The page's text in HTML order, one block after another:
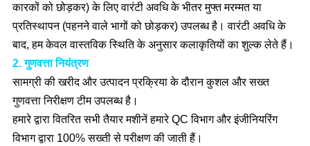
कारकों को छोड़कर) के लिए वारंटी अवधि के भीतर मुफ्त मरम्मत या
प्रतिस्थापन (पहनने वाले भागों को छोड़कर) उपलब्ध है। वारंटी अवधि के
बाद, हम केवल वास्तविक स्थिति के अनुसार कलाकृतियों का शुल्क लेते हैं।
2. गुणवत्ता नियंत्रण
सामग्री की खरीद और उत्पादन प्रक्रिया के दौरान कुशल और सख्त
गुणवत्ता निरीक्षण टीम उपलब्ध है।
हमारे द्वारा वितरित सभी तैयार मशीनें हमारे QC विभाग और इंजीनियरिंग
विभाग द्वारा 100% सख्ती से परीक्षण की जाती हैं।